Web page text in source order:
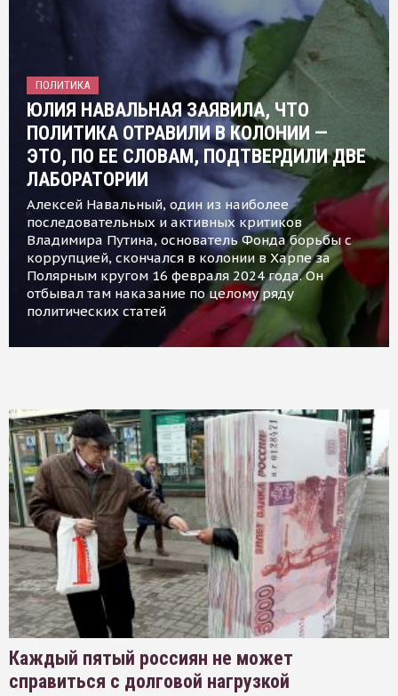
ПОЛИТИКА
ЮЛИЯ НАВАЛЬНАЯ ЗАЯВИЛА, ЧТО
ПОЛИТИКА ОТРАВИЛИ В КОЛОНИИ —
ЭТО, ПО ЕЕ СЛОВАМ, ПОДТВЕРДИЛИ ДВЕ
ЛАБОРАТОРИИ
Алексей Навальный, один из наиболее
последовательных и активных критиков
Владимира Путина, основатель Фонда борьбы с
коррупцией, скончался в колонии в Харпе за
Полярным кругом 16 февраля 2024 года. Он
отбывал там наказание по целому ряду
политических статей
Каждый пятый россиян не может
справиться с долговой нагрузкой